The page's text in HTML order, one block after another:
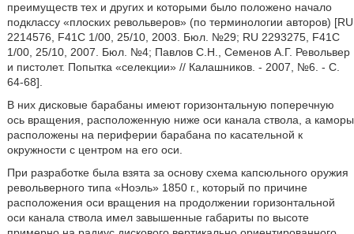
преимуществ тех и других и которыми было положено начало
подклассу «плоских револьверов» (по терминологии авторов) [RU
2214576, F41C 1/00, 25/10, 2003. Бюл. №29; RU 2293275, F41C
1/00, 25/10, 2007. Бюл. №4; Павлов C.H., Семенов А.Г. Револьвер
и пистолет. Попытка «селекции» // Калашников. - 2007, №6. - С.
64-68].
В них дисковые барабаны имеют горизонтальную поперечную
ось вращения, расположенную ниже оси канала ствола, а каморы
расположены на периферии барабана по касательной к
окружности с центром на его оси.
При разработке была взята за основу схема капсюльного оружия
револьверного типа «Ноэль» 1850 г., который по причине
расположения оси вращения на продолжении горизонтальной
оси канала ствола имел завышенные габариты по высоте